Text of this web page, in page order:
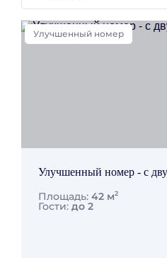
Улучшенный номер
Улучшенный номер - с
Площадь: 42 м2
Гости: до 2